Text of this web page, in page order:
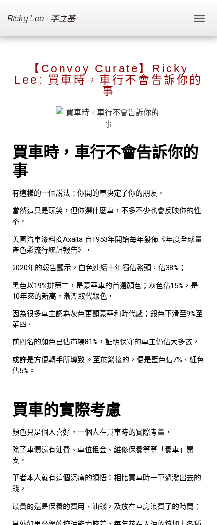
Ricky Lee - 李立基
【Convoy Curate】Ricky
Lee: 買車時，車行不會告訴你的
事
買車時，車行不會告訴你的
事
有這樣的一個說法：你開的車決定了你的朋友。
當然這只是玩笑，但你選什麼車，不多不少也會反映你的性
格。
美國汽車漆料商Axalta 自1953年開始每年發佈《年度全球量
產色彩流行統計報告》，
2020年的報告顯示，白色連續十年獨佔鰲頭，佔38%；
黑色以19%排第二，是豪華車的首選顏色；灰色佔15%，是
10年來的新高，漸漸取代銀色，
因為很多車主認為灰色更顯豪華和時代感；銀色下滑至9%至
第四。
前四名的顏色已佔市場81%，証明保守的車主仍佔大多數，
或許是方便轉手所導致 。至於緊接的，便是藍色佔7%、紅色
佔5%。
買車的實際考慮
顏色只是個人喜好，一個人在買車時的實際考量，
除了車價還有油費、車位租金、維修保養等等「養車」開
支。
筆者本人就有這個沉痛的領悟：相比買車時一筆過潑出去的
錢，
最貴的還是保養的費用、油錢，及放在車房浪費了的時間；